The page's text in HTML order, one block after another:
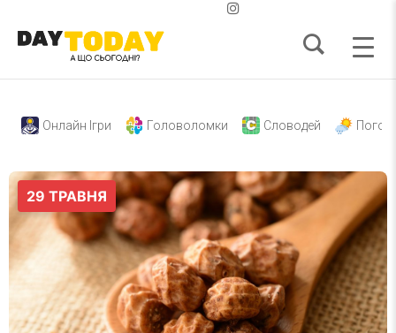
Онлайн Ігри Головоломки Словодей